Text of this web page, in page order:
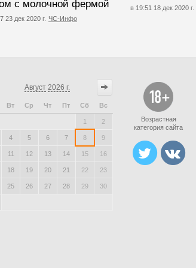
с молочной фермой
23 дек 2020 г. ЧС-Инфо
в 19:51 18 дек 2020 г.
Август 2026 г.
Вт Ср Чт Пт Сб Вс
1 2
4 5 6 7 8 9
11 12 13 14 15 16
18 19 20 21 22 23
25 26 27 28 29 30
Возрастная
категория сайта